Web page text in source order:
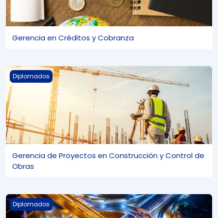
Gerencia en Créditos y Cobranza
Gerencia de Proyectos en Construcción y Control de
Diplomados
Gerencia de Proyectos en Construcción y Control de
Obras
Tránsito y Transporte
Diplomados